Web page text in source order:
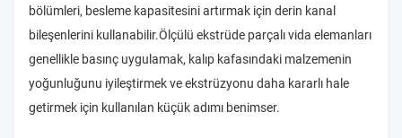
bölümleri, besleme kapasitesini artırmak için derin kanal
bileşenlerini kullanabilir.Ölçülü ekstrüde parçalı vida elemanları
genellikle basınç uygulamak, kalıp kafasındaki malzemenin
yoğunluğunu iyileştirmek ve ekstrüzyonu daha kararlı hale
getirmek için kullanılan küçük adımı benimser.